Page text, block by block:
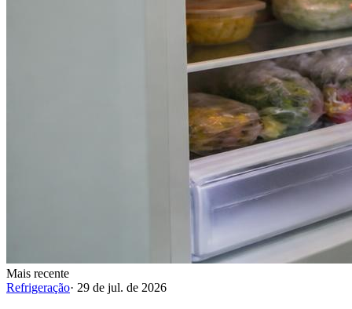
Mais recente
Refrigeração· 29 de jul. de 2026